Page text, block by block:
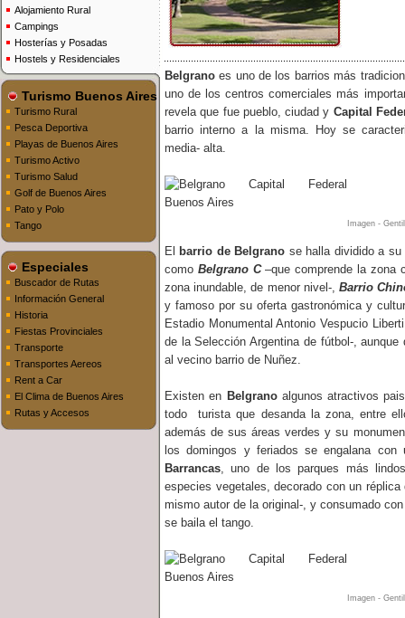
Alojamiento Rural
Campings
Hosterías y Posadas
Hostels y Residenciales
Turismo Buenos Aires
Turismo Rural
Pesca Deportiva
Playas de Buenos Aires
Turismo Activo
Turismo Salud
Golf de Buenos Aires
Pato y Polo
Tango
Especiales
Buscador de Rutas
Información General
Historia
Fiestas Provinciales
Transporte
Transportes Aereos
Rent a Car
El Clima de Buenos Aires
Rutas y Accesos
Belgrano es uno de los barrios más
uno de los centros comerciales más
revela que fue pueblo, ciudad y Capital
barrio interno a la misma. Hoy se
media- alta.
Imagen -
El barrio de Belgrano se halla dividido a su
como Belgrano C–que comprende la zona
zona inundable, de menor nivel-, Barrio
y famoso por su oferta gastronómica y
Estadio Monumental Antonio Vespucio
de la Selección Argentina de fútbol-,
al vecino barrio de Nuñez.
Existen en Belgranoalgunos atractivos
todo turista que desanda la zona, entre
además de sus áreas verdes y su
los domingos y feriados se engalana
Barrancas, uno de los parques más
especies vegetales, decorado con un
mismo autor de la original-, y consumado
se baila el tango.
Imagen -